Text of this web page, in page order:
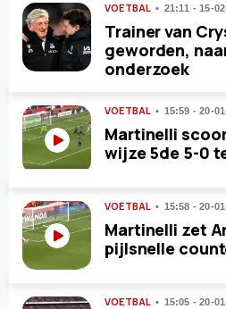
VOETBAL 21:11 - 15-
Trainer van
geworden,
onderzoek
VOETBAL 15:59 - 20-
Martinelli
wijze 5de 5-0
VOETBAL 15:58 - 20-
Martinelli zet
pijlsnelle
VOETBAL 15:05 - 20-